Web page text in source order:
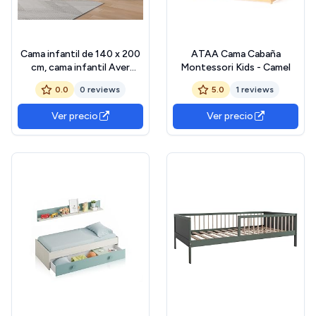
Cama infantil de 140 x 200
cm, cama infantil Aver
barrera y somier de láminas,
cama Montessori, camas de
suelo para bebés de madera
maciza pino, para niños y
bebés
0.0 0 reviews
Ver precio
ATAA Cama Cabaña
Montessori Kids - Camel
5.0 1 reviews
Ver precio